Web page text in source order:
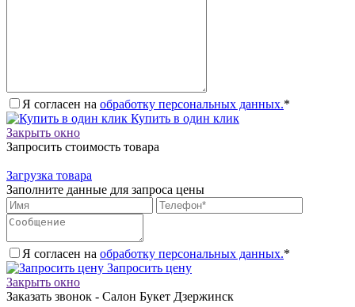
Я согласен на обработку персональных данных.*
Купить в один клик
Закрыть окно
Запросить стоимость товара
Загрузка товара
Заполните данные для запроса цены
Я согласен на обработку персональных данных.*
Запросить цену
Закрыть окно
Заказать звонок - Салон Букет Дзержинск